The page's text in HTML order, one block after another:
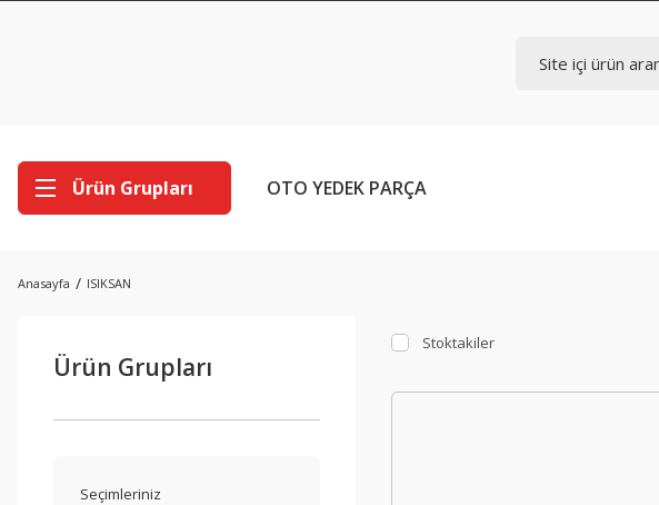
Ürün Grupları OTO YEDEK PARÇA
Anasayfa ISIKSAN
Ürün Grupları
Seçimleriniz
Stoktakiler